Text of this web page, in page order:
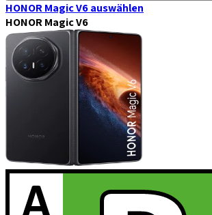
HONOR Magic V6auswählen
HONOR Magic V6